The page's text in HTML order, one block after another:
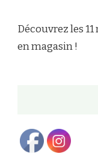
Découvrez les
en magasin !